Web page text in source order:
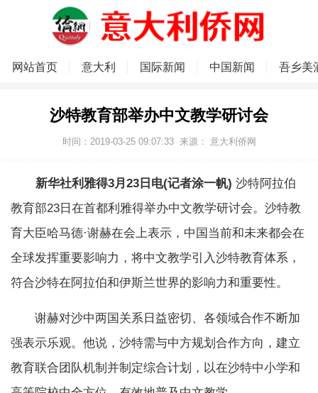
网站首页 意大利 国际新闻 中国新闻 吾乡美
沙特教育部举办中文教学研讨会
时间：2019-03-25 09:07:33 来源： 意大利侨网
新华社利雅得3月23日电(记者涂一帆) 沙特阿拉伯
教育部23日在首都利雅得举办中文教学研讨会。沙特教
育大臣哈马德·谢赫在会上表示，中国当前和未来都会在
全球发挥重要影响力，将中文教学引入沙特教育体系，
符合沙特在阿拉伯和伊斯兰世界的影响力和重要性。
谢赫对沙中两国关系日益密切、各领域合作不断加
强表示乐观。他说，沙特需与中方规划合作方向，建立
教育联合团队机制并制定综合计划，以在沙特中小学和